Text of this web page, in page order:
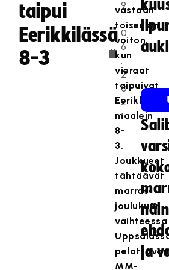
taipui
Eerikkilässä
8-3
9
.
0
6
.
2
0
2
1
vastaan
toisenkin
voiton,
kun
vieraat
taipuivat
maalein
8-
3.
Joukkueet
tähtäävät
marras-
joulukuun
vaihteessa
MM-
auki
ja